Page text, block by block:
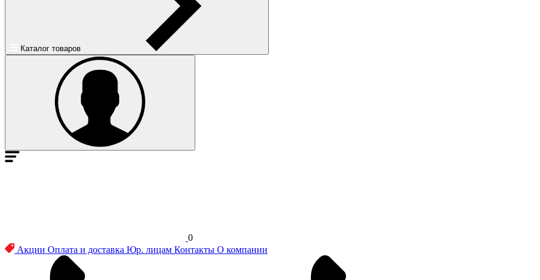
Каталог товаров
0
Акции Оплата и доставка Юр. лицам Контакты О компании